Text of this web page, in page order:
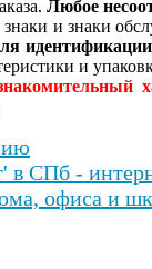
Любое
и знаки
и
СПб -
офиса и